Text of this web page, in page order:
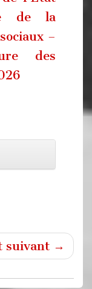
de la
–
des
suivant →